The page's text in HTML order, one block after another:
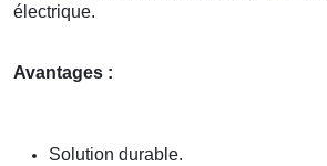
électrique.
Avantages :
Solution durable.